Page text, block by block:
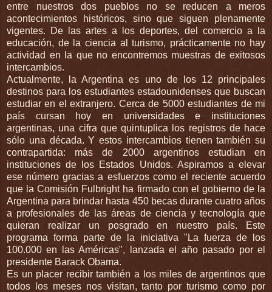
entre nuestros dos pueblos no se reducen a meros
acontecimientos históricos, sino que siguen plenamente
vigentes. De las artes a los deportes, del comercio a la
educación, de la ciencia al turismo, prácticamente no hay
actividad en la que no encontremos muestras de exitosos
intercambios.
Actualmente, la Argentina es uno de los 12 principales
destinos para los estudiantes estadounidenses que buscan
estudiar en el extranjero. Cerca de 5000 estudiantes de mi
país cursan hoy en universidades e instituciones
argentinas, una cifra que quintuplica los registros de hace
sólo una década. Y estos intercambios tienen también su
contrapartida: más de 2000 argentinos estudian en
instituciones de los Estados Unidos. Aspiramos a elevar
ese número gracias a esfuerzos como el reciente acuerdo
que la Comisión Fulbright ha firmado con el gobierno de la
Argentina para brindar hasta 450 becas durante cuatro años
a profesionales de las áreas de ciencia y tecnología que
quieran realizar un posgrado en nuestro país. Este
programa forma parte de la iniciativa "La fuerza de los
100.000 en las Américas", lanzada el año pasado por el
presidente Barack Obama.
Es un placer recibir también a los miles de argentinos que
todos los meses nos visitan, tanto por turismo como por